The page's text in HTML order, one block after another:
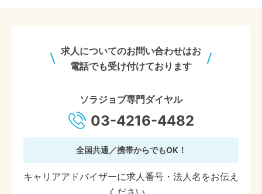
求人についてのお問い合わせはお
電話でも受け付けております
ソラジョブ専門ダイヤル
03-4216-4482
全国共通／携帯からでもOK！
キャリアアドバイザーに求人番号・法人名をお伝え
ください。